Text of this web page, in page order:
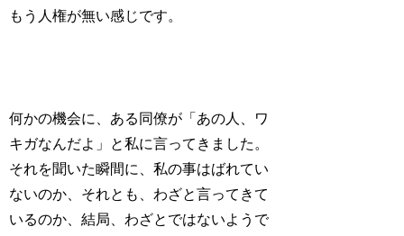
もう人権が無い感じです。
何かの機会に、ある同僚が「あの人、ワ
キガなんだよ」と私に言ってきました。
それを聞いた瞬間に、私の事はばれてい
ないのか、それとも、わざと言ってきて
いるのか、結局、わざとではないようで